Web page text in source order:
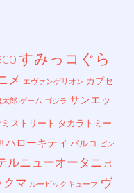
すみっコぐら
メ エヴァンゲリオン カプセ
太郎 ゲーム ゴジラ サンエッ
ストリート タカラトミー
ハローキティ パルコ ピン
ルニューオータニ ポ
クマ ルービックキューブ ヴ